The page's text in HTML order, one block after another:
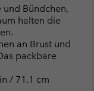
und Bündchen,
halten die
an Brust und
packbare
/ 71.1 cm